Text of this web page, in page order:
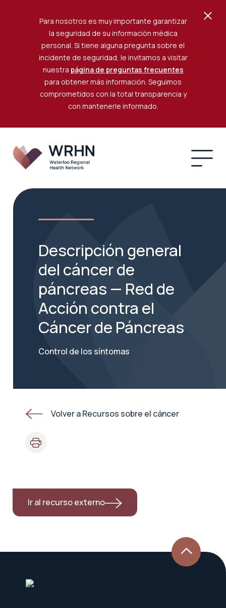
Para nosotros es muy importante garantizar
la seguridad de su información médica
personal. Si tiene alguna pregunta sobre el
incidente de seguridad, le invitamos a visitar
nuestra página de preguntas frecuentes
para obtener más información. Seguimos
comprometidos con la total transparencia y
con mantenerle informado.
Descripción general
del cáncer de
páncreas — Red de
Acción contra el
Cáncer de Páncreas
Control de los síntomas
Volver a Recursos sobre el cáncer
Ir al recurso externo